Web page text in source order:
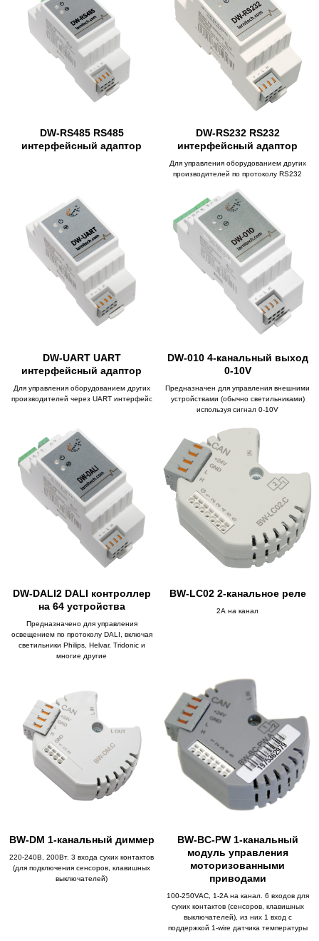
DW-RS485 RS485
интерфейсный адаптор
DW-RS232 RS232
интерфейсный адаптор
Для управления оборудованием других
производителей по протоколу RS232
DW-UART UART
интерфейсный адаптор
Для управления оборудованием других
производителей через UART интерфейс
DW-010 4-канальный выход
0-10V
Предназначен для управления внешними
устройствами (обычно светильниками)
используя сигнал 0-10V
DW-DALI2 DALI контроллер
на 64 устройства
Предназначено для управления
освещением по протоколу DALI, включая
светильники Philips, Helvar, Tridonic и
многие другие
BW-LC02 2-канальное реле
2А на канал
BW-DM 1-канальный диммер
220-240В, 200Вт. 3 входа сухих контактов
(для подключения сенсоров, клавишных
выключателей)
BW-BC-PW 1-канальный
модуль управления
моторизованными
приводами
100-250VAC, 1-2A на канал. 6 входов для
сухих контактов (сенсоров, клавишных
выключателей), из них 1 вход с
поддержкой 1-wire датчика температуры